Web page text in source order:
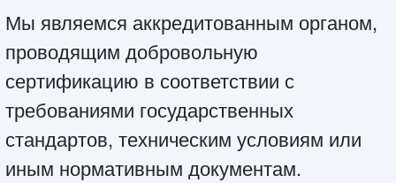
Мы являемся аккредитованным органом,
проводящим добровольную
сертификацию в соответствии с
требованиями государственных
стандартов, техническим условиям или
иным нормативным документам.